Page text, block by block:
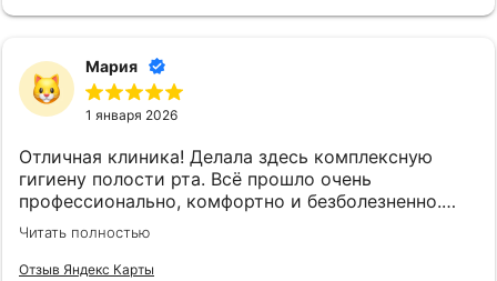
рекомендую доктора Хамраеву Н.Т
Мария
1 января 2026
Отличная клиника! Делала здесь комплексную
гигиену полости рта. Всё прошло очень
профессионально, комфортно и безболезненно.
Чистый и современный кабинет. Персонал
внимательный. Цены соответствуют качеству.
Рекомендую!
Читать полностью
Отзыв Яндекс Карты